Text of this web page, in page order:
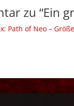
zu “Ein
Path of Neo –